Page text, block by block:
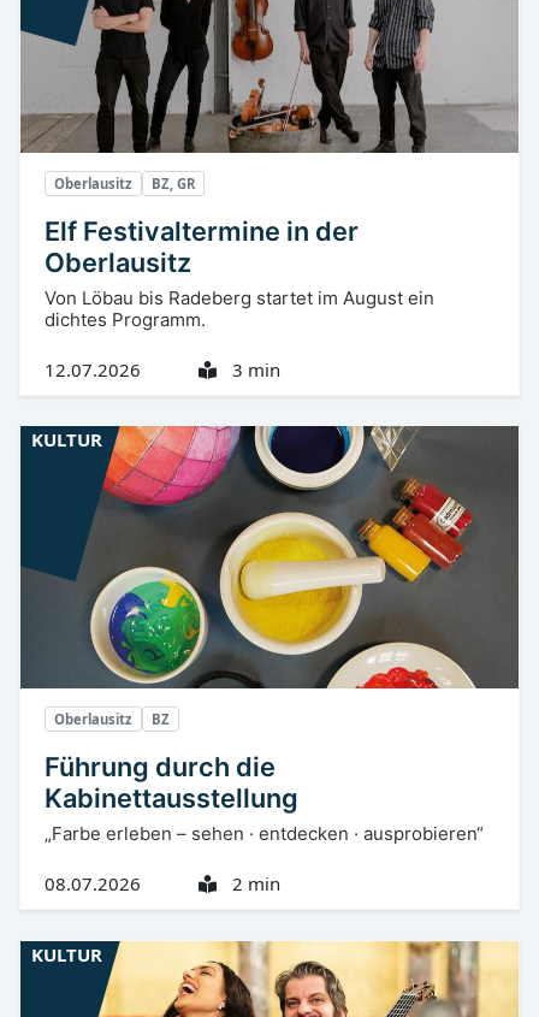
Oberlausitz BZ, GR
Elf Festivaltermine in der
Oberlausitz
Von Löbau bis Radeberg startet im August ein
dichtes Programm.
12.07.2026 3 min
Oberlausitz BZ
Führung durch die
Kabinettausstellung
„Farbe erleben – sehen · entdecken · ausprobieren“
08.07.2026 2 min
KULTUR
KULTUR